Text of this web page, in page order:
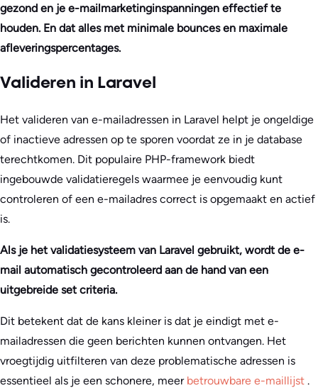
gezond en je e-mailmarketinginspanningen effectief te
houden. En dat alles met minimale bounces en maximale
afleveringspercentages.
Valideren in Laravel
Het valideren van e-mailadressen in Laravel helpt je ongeldige
of inactieve adressen op te sporen voordat ze in je database
terechtkomen. Dit populaire PHP-framework biedt
ingebouwde validatieregels waarmee je eenvoudig kunt
controleren of een e-mailadres correct is opgemaakt en actief
is.
Als je het validatiesysteem van Laravel gebruikt, wordt de e-
mail automatisch gecontroleerd aan de hand van een
uitgebreide set criteria.
Dit betekent dat de kans kleiner is dat je eindigt met e-
mailadressen die geen berichten kunnen ontvangen. Het
vroegtijdig uitfilteren van deze problematische adressen is
essentieel als je een schonere, meer betrouwbare e-maillijst .